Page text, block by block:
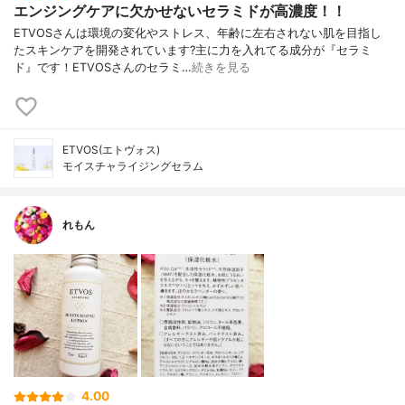
エンジングケアに欠かせないセラミドが高濃度！！
ETVOSさんは環境の変化やストレス、年齢に左右されない肌を目指し
たスキンケアを開発されています?主に力を入れてる成分が『セラミ
ド』です！ETVOSさんのセラミ…続きを見る
ETVOS(エトヴォス)
モイスチャライジングセラム
れもん
4.00